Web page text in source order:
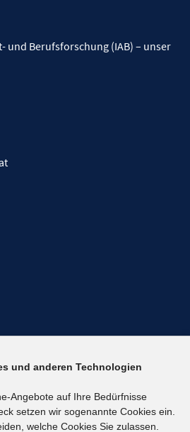
und Berufsforschung (IAB) – unser
und anderen Technologien
Angebote auf Ihre Bedürfnisse
setzen wir sogenannte Cookies ein.
welche Cookies Sie zulassen.